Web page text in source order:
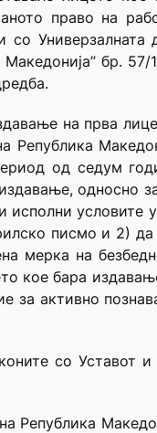
право на
Универзалната
бр.
на прва
Република
од седум
односно
условите
писмо и 2)
мерка на
кое бара
за активно
со Уставот и
Република